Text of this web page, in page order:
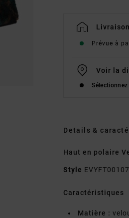
Prévue à
Voir la
Details &
Haut en polaire
Style EVYFT00107
Caractéristiques
Matière :